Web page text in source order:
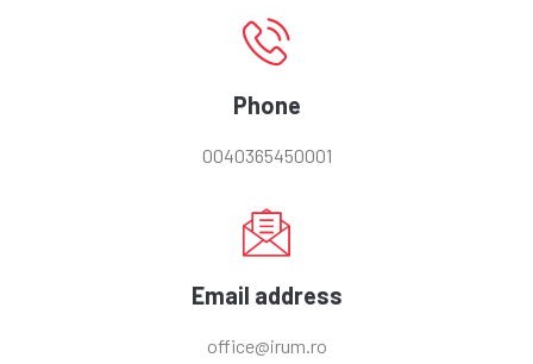
Phone
0040365450001
Email address
office@irum.ro